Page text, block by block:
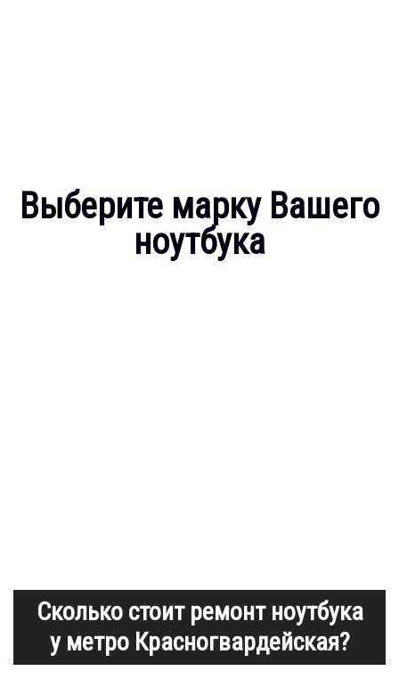
Выберите марку Вашего
ноутбука
Сколько стоит ремонт ноутбука
у метро Красногвардейская?